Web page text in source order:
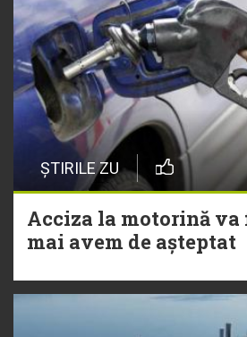
ȘTIRILE ZU
Acciza la motorină va
mai avem de așteptat